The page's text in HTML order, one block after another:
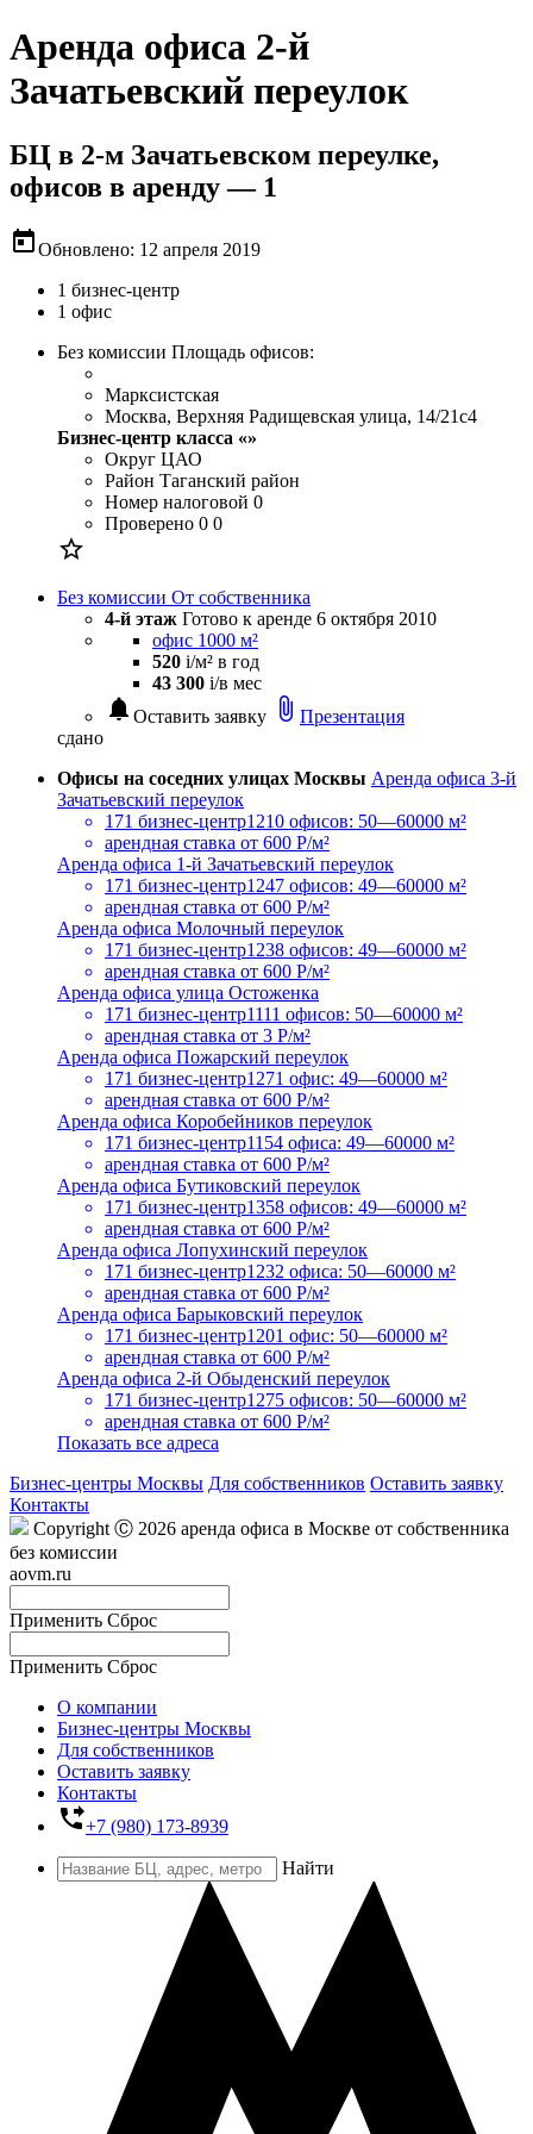
Аренда офиса 2-й
Зачатьевский переулок
БЦ в 2-м Зачатьевском переулке,
офисов в аренду — 1
todayОбновлено: 12 апреля 2019
1 бизнес-центр
1 офис
Без комиссии Площадь офисов:
Марксистская
Москва, Верхняя Радищевская улица, 14/21с4
Бизнес-центр класса «»
Округ ЦАО
Район Таганский район
Номер налоговой 0
Проверено 0 0

Без комиссии От собственника
4-й этаж Готово к аренде 6 октября 2010
офис 1000 м²
520 i/м² в год
43 300 i/в мес
notifications Оставить заявку attach_file Презентация
сдано
Офисы на соседних улицах Москвы Аренда офиса 3-й
Зачатьевский переулок
171 бизнес-центр1210 офисов: 50—60000 м²
арендная ставка от 600 Р/м²
Аренда офиса 1-й Зачатьевский переулок
171 бизнес-центр1247 офисов: 49—60000 м²
арендная ставка от 600 Р/м²
Аренда офиса Молочный переулок
171 бизнес-центр1238 офисов: 49—60000 м²
арендная ставка от 600 Р/м²
Аренда офиса улица Остоженка
171 бизнес-центр1111 офисов: 50—60000 м²
арендная ставка от 3 Р/м²
Аренда офиса Пожарский переулок
171 бизнес-центр1271 офис: 49—60000 м²
арендная ставка от 600 Р/м²
Аренда офиса Коробейников переулок
171 бизнес-центр1154 офиса: 49—60000 м²
арендная ставка от 600 Р/м²
Аренда офиса Бутиковский переулок
171 бизнес-центр1358 офисов: 49—60000 м²
арендная ставка от 600 Р/м²
Аренда офиса Лопухинский переулок
171 бизнес-центр1232 офиса: 50—60000 м²
арендная ставка от 600 Р/м²
Аренда офиса Барыковский переулок
171 бизнес-центр1201 офис: 50—60000 м²
арендная ставка от 600 Р/м²
Аренда офиса 2-й Обыденский переулок
171 бизнес-центр1275 офисов: 50—60000 м²
арендная ставка от 600 Р/м²
Показать все адреса
Бизнес-центры Москвы Для собственников Оставить заявку
Контакты
Copyright Ⓒ 2026 аренда офиса в Москве от собственника
без комиссии
aovm.ru
Применить Сброс
Применить Сброс
О компании
Бизнес-центры Москвы
Для собственников
Оставить заявку
Контакты
phone_forwarded+7 (980) 173-8939
Найти